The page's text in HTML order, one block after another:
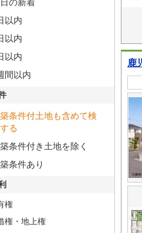
鹿
の新着
以内
以内
以内
間以内
条件付土地も含めて検
る
条件付き土地を除く
条件あり
権
権・地上権